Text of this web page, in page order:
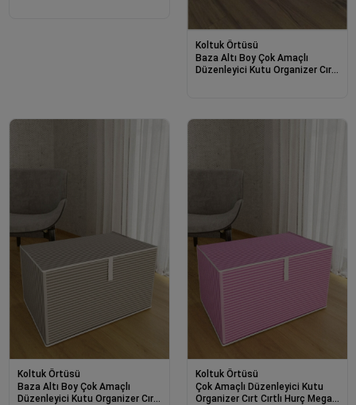
Koltuk Örtüsü
Baza Altı Boy Çok Amaçlı
Düzenleyici Kutu Organizer Cırt
Koltuk Örtüsü
Baza Altı Boy Çok Amaçlı
Düzenleyici Kutu Organizer Cırt
Koltuk Örtüsü
Çok Amaçlı Düzenleyici Kutu
Organizer Cırt Cırtlı Hurç Mega